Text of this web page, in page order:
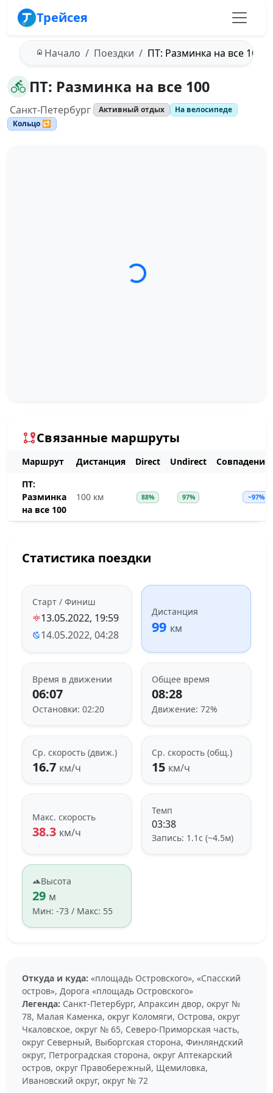
Трейсея
Начало Поездки ПТ: Разминка на все 100
ПТ: Разминка на все 100
Санкт-Петербург Активный отдых
На велосипеде
Кольцо 🔁
Загрузка трека...
Связанные маршруты
Маршрут Дистанция Direct Undirect
Совпадение
ПТ:
Разминка
на все 100
100 км 88% 97% ~97%
Статистика поездки
Старт / Финиш
13.05.2022, 19:59
14.05.2022, 04:28
Дистанция
99 км
Время в движении
06:07
Остановки: 02:20
Общее время
08:28
Движение: 72%
Ср. скорость (движ.)
16.7 км/ч
Ср. скорость (общ.)
15 км/ч
Макс. скорость
38.3 км/ч
Темп
03:38
Запись: 1.1с (~4.5м)
Высота
29 м
Мин: -73 / Макс: 55
Откуда и куда: «площадь Островского», «Спасский
остров», Дорога «площадь Островского»
Легенда: Санкт-Петербург, Апраксин двор, округ №
78, Малая Каменка, округ Коломяги, Острова, округ
Чкаловское, округ № 65, Северо-Приморская часть,
округ Северный, Выборгская сторона, Финляндский
округ, Петроградская сторона, округ Аптекарский
остров, округ Правобережный, Щемиловка,
Ивановский округ, округ № 72